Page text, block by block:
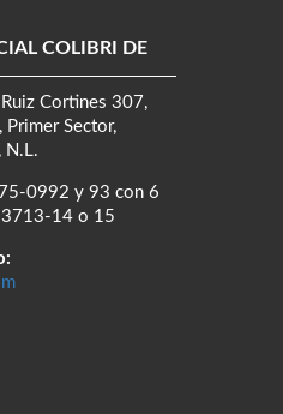
COLIBRÍ DE
Cortines 307,
Primer Sector,
N.L.
0992 y 93 con 6
3713-14 o 15